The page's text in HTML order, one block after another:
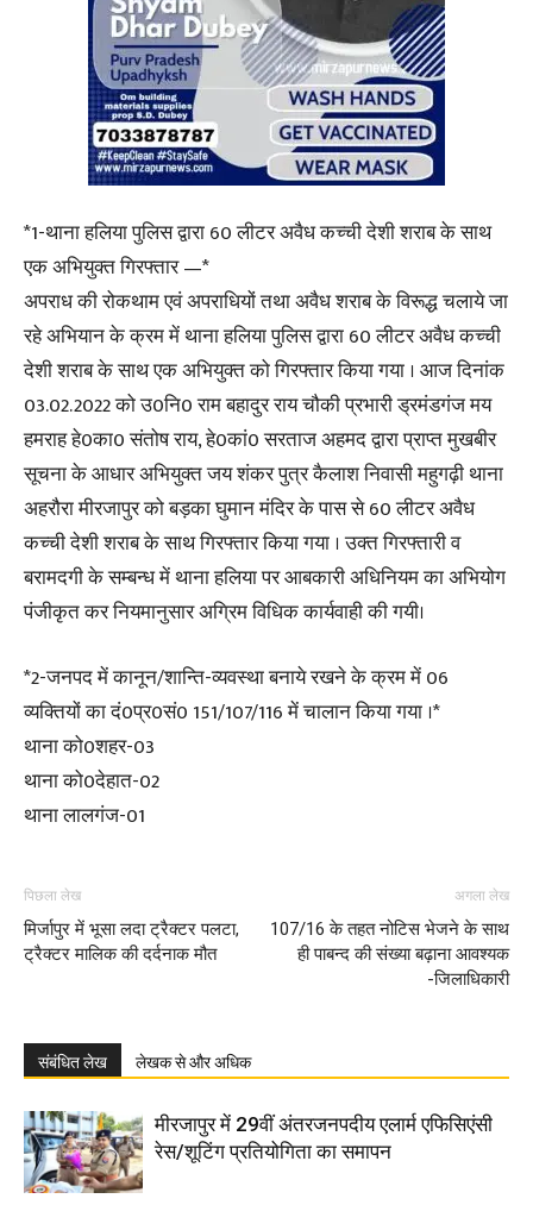
*1-थाना हलिया पुलिस द्वारा 60 लीटर अवैध कच्ची देशी शराब के साथ
एक अभियुक्त गिरफ्तार —*
अपराध की रोकथाम एवं अपराधियों तथा अवैध शराब के विरूद्ध चलाये जा
रहे अभियान के क्रम में थाना हलिया पुलिस द्वारा 60 लीटर अवैध कच्ची
देशी शराब के साथ एक अभियुक्त को गिरफ्तार किया गया । आज दिनांक
03.02.2022 को उ0नि0 राम बहादुर राय चौकी प्रभारी ड्रमंडगंज मय
हमराह हे0का0 संतोष राय, हे0कां0 सरताज अहमद द्वारा प्राप्त मुखबीर
सूचना के आधार अभियुक्त जय शंकर पुत्र कैलाश निवासी महुगढ़ी थाना
अहरौरा मीरजापुर को बड़का घुमान मंदिर के पास से 60 लीटर अवैध
कच्ची देशी शराब के साथ गिरफ्तार किया गया । उक्त गिरफ्तारी व
बरामदगी के सम्बन्ध में थाना हलिया पर आबकारी अधिनियम का अभियोग
पंजीकृत कर नियमानुसार अग्रिम विधिक कार्यवाही की गयी।
*2-जनपद में कानून/शान्ति-व्यवस्था बनाये रखने के क्रम में 06
व्यक्तियों का दं0प्र0सं0 151/107/116 में चालान किया गया ।*
थाना को0शहर-03
थाना को0देहात-02
थाना लालगंज-01
पिछला लेख
मिर्जापुर में भूसा लदा ट्रैक्टर पलटा,
ट्रैक्टर मालिक की दर्दनाक मौत
अगला लेख
107/16 के तहत नोटिस भेजने के साथ
ही पाबन्द की संख्या बढ़ाना आवश्यक
-जिलाधिकारी
संबंधित लेख लेखक से और अधिक
मीरजापुर में 29वीं अंतरजनपदीय एलार्म एफिसिएंसी
रेस/शूटिंग प्रतियोगिता का समापन